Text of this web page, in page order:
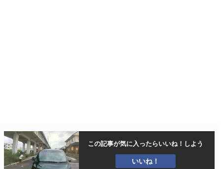
この記事が気に入ったらいいね！しよう
いいね！